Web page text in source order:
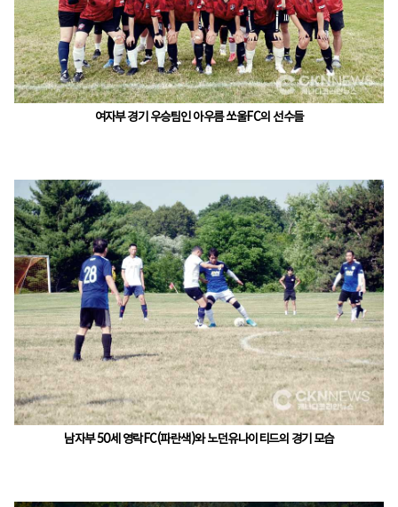
여자부 경기 우승팀인 아우름 쏘울FC의 선수들
남자부 50세 영락FC(파란색)와 노던유나이티드의 경기 모습